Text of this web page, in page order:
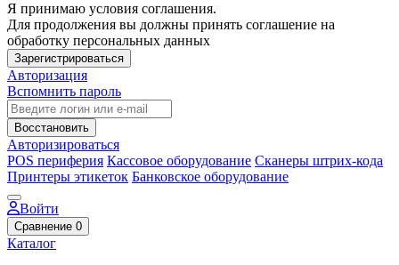
Я принимаю условия соглашения.
Для продолжения вы должны принять соглашение на
обработку персональных данных
Зарегистрироваться
Авторизация
Вспомнить пароль
Восстановить
Авторизироваться
POS периферия Кассовое оборудование Сканеры штрих-кода
Принтеры этикеток Банковское оборудование
Войти
Сравнение 0
Каталог